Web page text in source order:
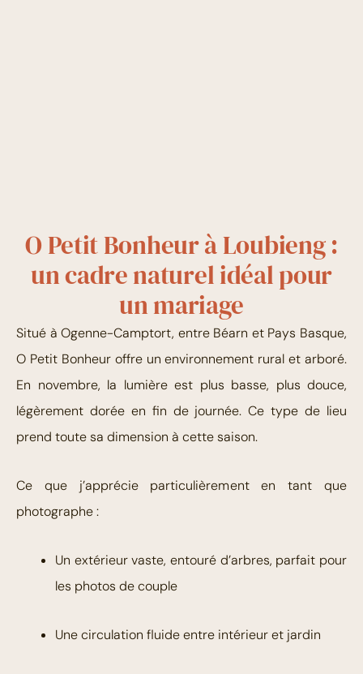
O Petit Bonheur à Loubieng :
un cadre naturel idéal pour
un mariage
Situé à Ogenne-Camptort, entre Béarn et Pays Basque,
O Petit Bonheur offre un environnement rural et arboré.
En novembre, la lumière est plus basse, plus douce,
légèrement dorée en fin de journée. Ce type de lieu
prend toute sa dimension à cette saison.
Ce que j’apprécie particulièrement en tant que
photographe :
Un extérieur vaste, entouré d’arbres, parfait pour
les photos de couple
Une circulation fluide entre intérieur et jardin